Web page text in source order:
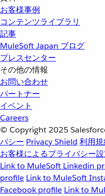
お客様事例
コンテンツライブラリ
記事
MuleSoft Japan ブログ
プレスセンター
その他の情報
お問い合わせ
パートナー
イベント
Careers
© Copyright 2025
バシー Privacy Shield 利用規
お客様によるプライバシー
Link to MuleSoft Linkedin
profile Link to MuleSoft
Facebook profile Link to